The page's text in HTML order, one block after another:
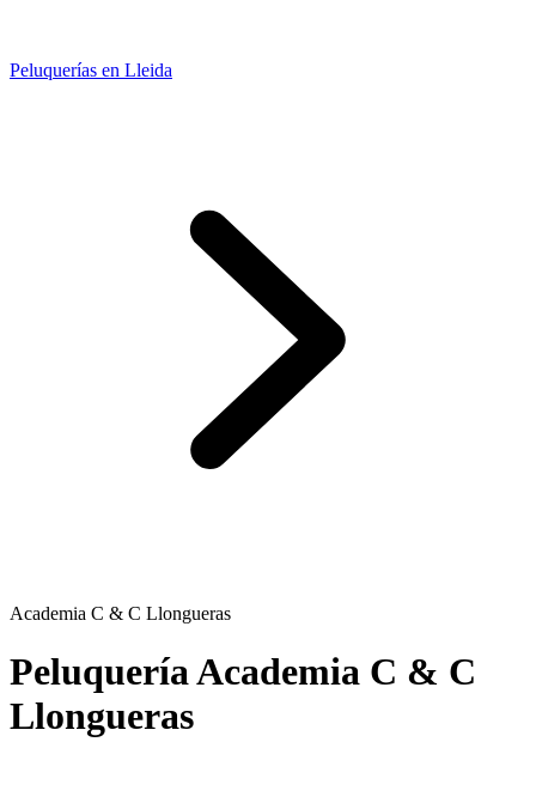
Peluquerías en Lleida
Academia C & C Llongueras
Peluquería Academia C & C
Llongueras